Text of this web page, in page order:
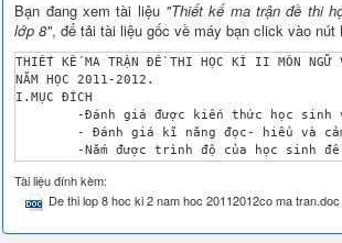
Bạn đang xem tài liệu "Thiết kế ma trận đề thi
lớp 8", để tải tài liệu gốc về máy bạn click vào nút
THIẾT KẾ MA TRẬN ĐỀ THI HỌC KÌ II MÔN NGỮ
NĂM HỌC 2011-2012.
I.MỤC ĐÍCH
II. HÌNH THỨC KIỂM TRA:
-Kiểm tra tự luận.
-Thời gian: 90 phút.
MỨC ĐỘ
Tài liệu đính kèm:
De thi lop 8 hoc ki 2 nam hoc 20112012co ma tran.doc